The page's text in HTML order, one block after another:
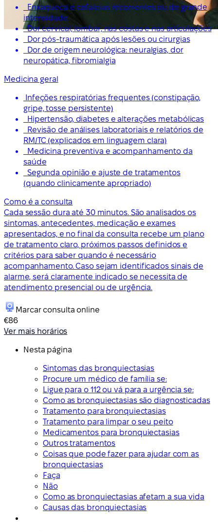
Enxaqueca e cefaleias recorrentes ou de grande
intensidade
Dor cervical, lombar, nas costas e nas articulações
Dor pós-traumática após lesões ou cirurgias
Dor de origem neurológica: neuralgias, dor
neuropática, fibromialgia
Medicina geral
Infeções respiratórias frequentes (constipação,
gripe, tosse persistente)
Hipertensão, diabetes e alterações metabólicas
Revisão de análises laboratoriais e relatórios de
RM/TC (explicados em linguagem clara)
Medicina preventiva e acompanhamento da
saúde
Segunda opinião e ajuste de tratamentos
(quando clinicamente apropriado)
Como é a consulta
Cada sessão dura até 30 minutos. São analisados os
sintomas, antecedentes, medicação e exames
apresentados, e no final da consulta recebe um plano
de tratamento claro, próximos passos definidos e
critérios para saber quando é necessário
acompanhamento. Caso sejam identificados sinais de
alarme, será claramente indicado se necessita de
atendimento presencial ou de urgência.
Marcar consulta online
€86
Ver mais horários
Nesta página
Sintomas das bronquiectasias
Procure um médico de família se:
Ligue para o 112 ou vá para a urgência se:
Como as bronquiectasias são diagnosticadas
Tratamento para bronquiectasias
Tratamento para limpar o seu peito
Medicamentos para bronquiectasias
Outros tratamentos
Coisas que pode fazer para ajudar com as
bronquiectasias
Faça
Não
Como as bronquiectasias afetam a sua vida
Causas das bronquiectasias